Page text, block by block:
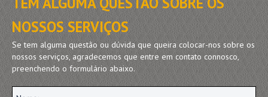
art.º 1º, n.º 3). Morada: Rua Rainha D. Leonor, n.º 2, 8600-776
Lagos. Tel: 282 780 180. Fax: 282 780 189. Email:
expediente@scmlagos.com.
NOSSOS SERVIÇOS
Se tem alguma questão ou dúvida que queira colocar-nos sobre os
nossos serviços, agradecemos que entre em contato connosco,
preenchendo o formulário abaixo.